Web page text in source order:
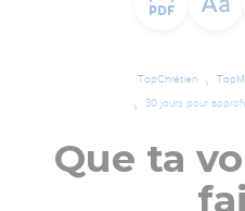
TopChrétien
30 jours pour
Que ta